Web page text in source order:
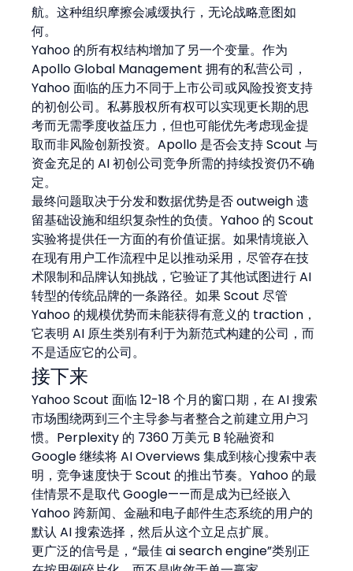
航。这种组织摩擦会减缓执行，无论战略意图如
何。
Yahoo 的所有权结构增加了另一个变量。作为
Apollo Global Management 拥有的私营公司，
Yahoo 面临的压力不同于上市公司或风险投资支持
的初创公司。私募股权所有权可以实现更长期的思
考而无需季度收益压力，但也可能优先考虑现金提
取而非风险创新投资。Apollo 是否会支持 Scout 与
资金充足的 AI 初创公司竞争所需的持续投资仍不确
定。
最终问题取决于分发和数据优势是否 outweigh 遗
留基础设施和组织复杂性的负债。Yahoo 的 Scout
实验将提供任一方面的有价值证据。如果情境嵌入
在现有用户工作流程中足以推动采用，尽管存在技
术限制和品牌认知挑战，它验证了其他试图进行 AI
转型的传统品牌的一条路径。如果 Scout 尽管
Yahoo 的规模优势而未能获得有意义的 traction，
它表明 AI 原生类别有利于为新范式构建的公司，而
不是适应它的公司。
接下来
Yahoo Scout 面临 12-18 个月的窗口期，在 AI 搜索
市场围绕两到三个主导参与者整合之前建立用户习
惯。Perplexity 的 7360 万美元 B 轮融资和
Google 继续将 AI Overviews 集成到核心搜索中表
明，竞争速度快于 Scout 的推出节奏。Yahoo 的最
佳情景不是取代 Google——而是成为已经嵌入
Yahoo 跨新闻、金融和电子邮件生态系统的用户的
默认 AI 搜索选择，然后从这个立足点扩展。
更广泛的信号是，“最佳 ai search engine”类别正